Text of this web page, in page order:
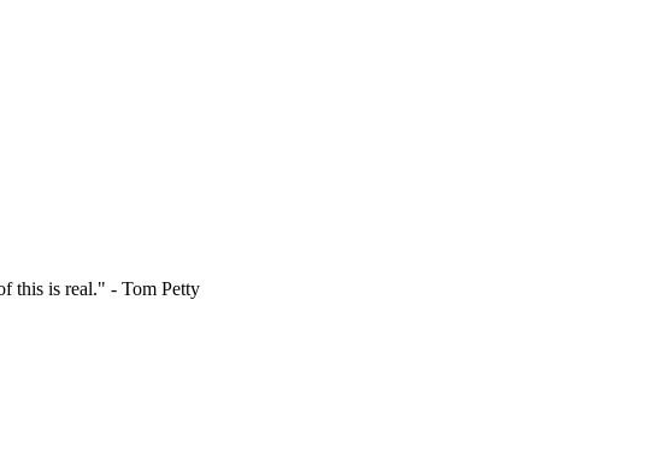
this is real." - Tom Petty